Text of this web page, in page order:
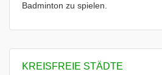
Badminton zu spielen.
KREISFREIE STÄDTE